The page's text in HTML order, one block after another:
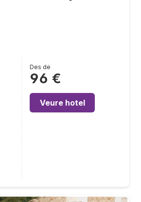
Des de
96 €
Veure hotel